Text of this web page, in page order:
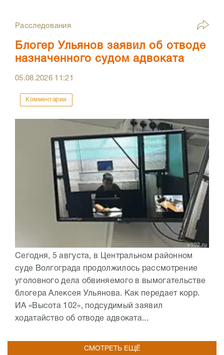
Расследования
Блогер Ульянов заявил об отводе
назначенного судом адвоката
05.08.2026 11:21
Комментарии
Сегодня, 5 августа, в Центральном районном
суде Волгограда продолжилось рассмотрение
уголовного дела обвиняемого в вымогательстве
блогера Алексея Ульянова. Как передает корр.
ИА «Высота 102», подсудимый заявил
ходатайство об отводе адвоката...
СМОТРЕТЬ ЕЩЁ